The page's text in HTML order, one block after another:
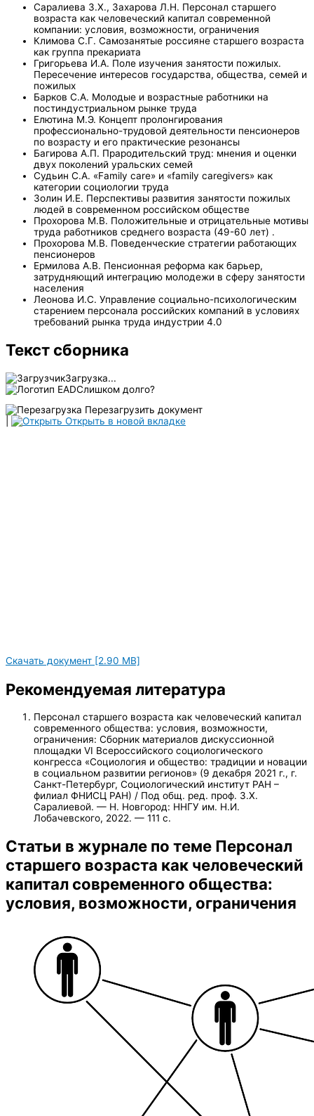
Саралиева З.Х., Захарова Л.Н. Персонал старшего
возраста как человеческий капитал современной
компании: условия, возможности, ограничения
Климова С.Г. Самозанятые россияне старшего возраста
как группа прекариата
Григорьева И.А. Поле изучения занятости пожилых.
Пересечение интересов государства, общества, семей и
пожилых
Барков С.А. Молодые и возрастные работники на
постиндустриальном рынке труда
Елютина М.Э. Концепт пролонгирования
профессионально-трудовой деятельности пенсионеров
по возрасту и его практические резонансы
Багирова А.П. Прародительский труд: мнения и оценки
двух поколений уральских семей
Судьин С.А. «Family care» и «family caregivers» как
категории социологии труда
Золин И.Е. Перспективы развития занятости пожилых
людей в современном российском обществе
Прохорова М.В. Положительные и отрицательные мотивы
труда работников среднего возраста (49-60 лет) .
Прохорова М.В. Поведенческие стратегии работающих
пенсионеров
Ермилова А.В. Пенсионная реформа как барьер,
затрудняющий интеграцию молодежи в сферу занятости
населения
Леонова И.С. Управление социально-психологическим
старением персонала российских компаний в условиях
требований рынка труда индустрии 4.0
Текст сборника
Загрузка...
Слишком долго?
Перезагрузить документ
Открыть в новой вкладке
Скачать документ [2.90 MB]
Рекомендуемая литература
Персонал старшего возраста как человеческий капитал
современного общества: условия, возможности,
ограничения: Сборник материалов дискуссионной
площадки VI Всероссийского социологического
конгресса «Социология и общество: традиции и новации
в социальном развитии регионов» (9 декабря 2021 г., г.
Санкт-Петербург, Социологический институт РАН –
филиал ФНИСЦ РАН) / Под общ. ред. проф. З.Х.
Саралиевой. — Н. Новгород: ННГУ им. Н.И.
Лобачевского, 2022. — 111 с.
Статьи в журнале по теме Персонал
старшего возраста как человеческий
капитал современного общества:
условия, возможности, ограничения